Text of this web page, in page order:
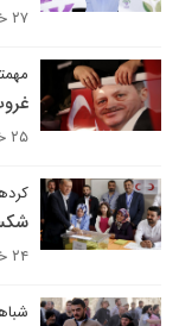
۲۷ خرداد ۱۳۹۴
۲۵ خرداد ۱۳۹۴
۲۴ خرداد ۱۳۹۴